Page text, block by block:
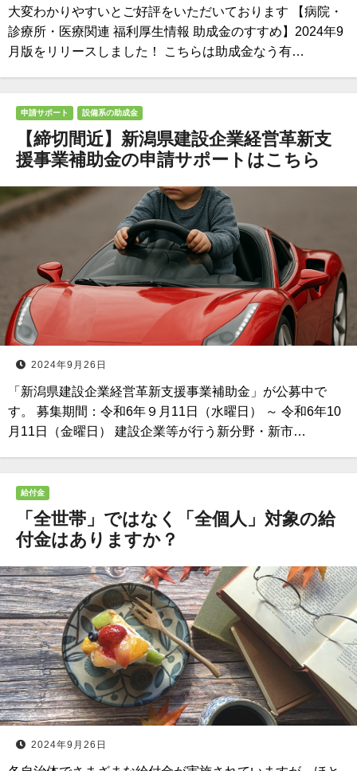
大変わかりやすいとご好評をいただいております 【病院・
診療所・医療関連 福利厚生情報 助成金のすすめ】2024年9
月版をリリースしました！ こちらは助成金なう有…
申請サポート 設備系の助成金
【締切間近】新潟県建設企業経営革新支
援事業補助金の申請サポートはこちら
2024年9月26日
「新潟県建設企業経営革新支援事業補助金」が公募中で
す。 募集期間：令和6年９月11日（水曜日） ～ 令和6年10
月11日（金曜日） 建設企業等が行う新分野・新市…
給付金
「全世帯」ではなく「全個人」対象の給
付金はありますか？
2024年9月26日